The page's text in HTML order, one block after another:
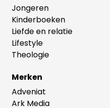
Jongeren
Kinderboeken
Liefde en relatie
Lifestyle
Theologie
Merken
Adveniat
Ark Media